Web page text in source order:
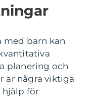
med barn kan
planering och
är några viktiga
hjälp för